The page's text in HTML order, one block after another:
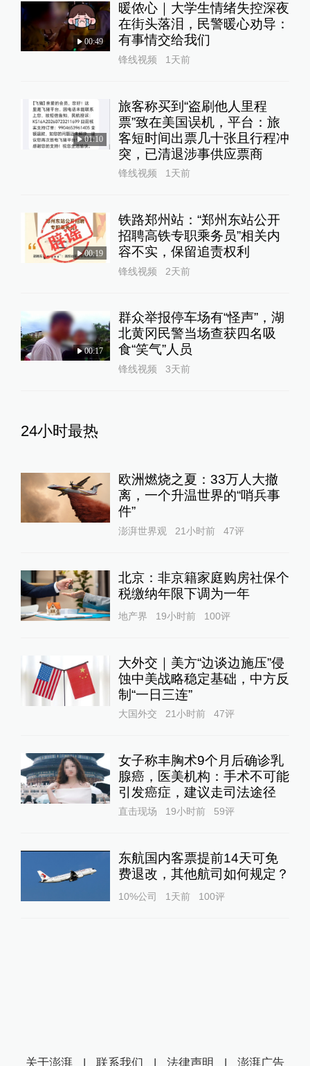
00:49
暖侬心｜大学生情绪失控深夜
在街头落泪，民警暖心劝导：
有事情交给我们
锋线视频 1天前
01:10
旅客称买到“盗刷他人里程
票”致在美国误机，平台：旅
客短时间出票几十张且行程冲
突，已清退涉事供应票商
锋线视频 1天前
00:19
铁路郑州站：“郑州东站公开
招聘高铁专职乘务员”相关内
容不实，保留追责权利
锋线视频 2天前
00:17
群众举报停车场有“怪声”，湖
北黄冈民警当场查获四名吸
食“笑气”人员
锋线视频 3天前
24小时最热
欧洲燃烧之夏：33万人大撤
离，一个升温世界的“哨兵事
件”
澎湃世界观 21小时前 47评
北京：非京籍家庭购房社保个
税缴纳年限下调为一年
地产界 19小时前 100评
大外交｜美方“边谈边施压”侵
蚀中美战略稳定基础，中方反
制“一日三连”
大国外交 21小时前 47评
女子称丰胸术9个月后确诊乳
腺癌，医美机构：手术不可能
引发癌症，建议走司法途径
直击现场 19小时前 59评
东航国内客票提前14天可免
费退改，其他航司如何规定？
10%公司 1天前 100评
关于澎湃 | 联系我们 | 法律声明 | 澎湃广告